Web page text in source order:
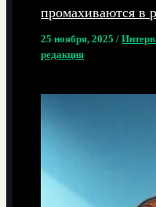
промахиваются
25 ноября, 2025/
редакция